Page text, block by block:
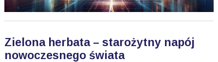
Zielona herbata – starożytny napój
nowoczesnego świata